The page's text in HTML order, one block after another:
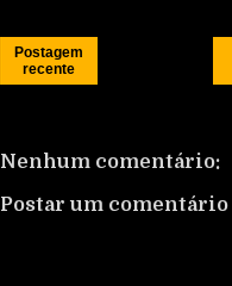
Postagem
recente
Nenhum comentário:
Postar um comentário